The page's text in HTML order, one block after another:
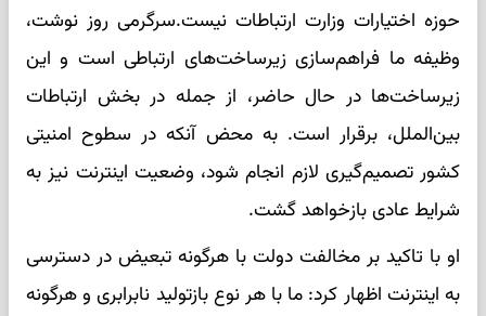
حوزه اختیارات وزارت ارتباطات نیست.سرگرمی روز نوشت،
وظیفه ما فراهم‌سازی زیرساخت‌های ارتباطی است و این
زیرساخت‌ها در حال حاضر، از جمله در بخش ارتباطات
بین‌الملل، برقرار است. به محض آنکه در سطوح امنیتی
کشور تصمیم‌گیری لازم انجام شود، وضعیت اینترنت نیز به
شرایط عادی بازخواهد گشت.
او با تاکید بر مخالفت دولت با هرگونه تبعیض در دسترسی
به اینترنت اظهار کرد: ما با هر نوع بازتولید نابرابری و هرگونه